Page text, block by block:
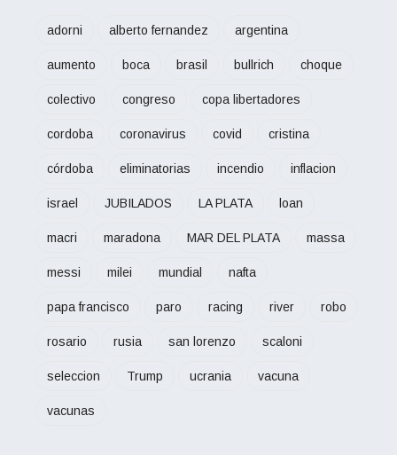
adorni alberto fernandez argentina
aumento boca brasil bullrich choque
colectivo congreso copa libertadores
cordoba coronavirus covid cristina
córdoba eliminatorias incendio inflacion
israel JUBILADOS LA PLATA loan
macri maradona MAR DEL PLATA massa
messi milei mundial nafta
papa francisco paro racing river robo
rosario rusia san lorenzo scaloni
seleccion Trump ucrania vacuna
vacunas